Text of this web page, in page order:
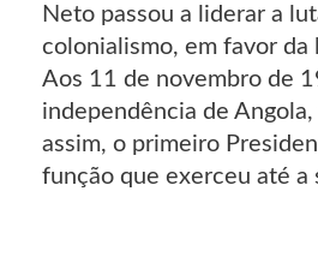
Neto passou a liderar a
colonialismo, em favor da
Aos 11 de novembro de
independência de
assim, o primeiro
função que exerceu até a